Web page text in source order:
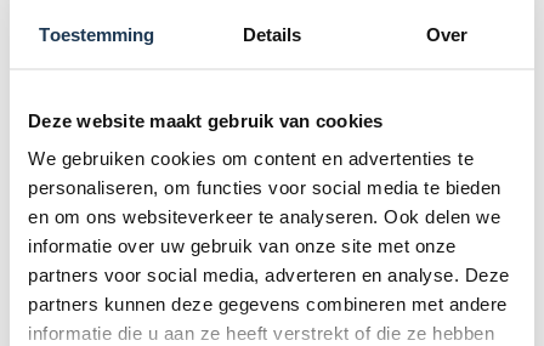
Toestemming Details Over
Deze website maakt gebruik van cookies
We gebruiken cookies om content en advertenties te
personaliseren, om functies voor social media te bieden
en om ons websiteverkeer te analyseren. Ook delen we
informatie over uw gebruik van onze site met onze
partners voor social media, adverteren en analyse. Deze
partners kunnen deze gegevens combineren met andere
informatie die u aan ze heeft verstrekt of die ze hebben
BERG Frame Net Extra 380
€ 95,00